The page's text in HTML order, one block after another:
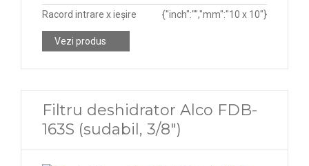
Racord intrare x ieșire
{"inch":"","mm":"10 x 10"}
Vezi produs
Filtru deshidrator Alco FDB-
163S (sudabil, 3/8")